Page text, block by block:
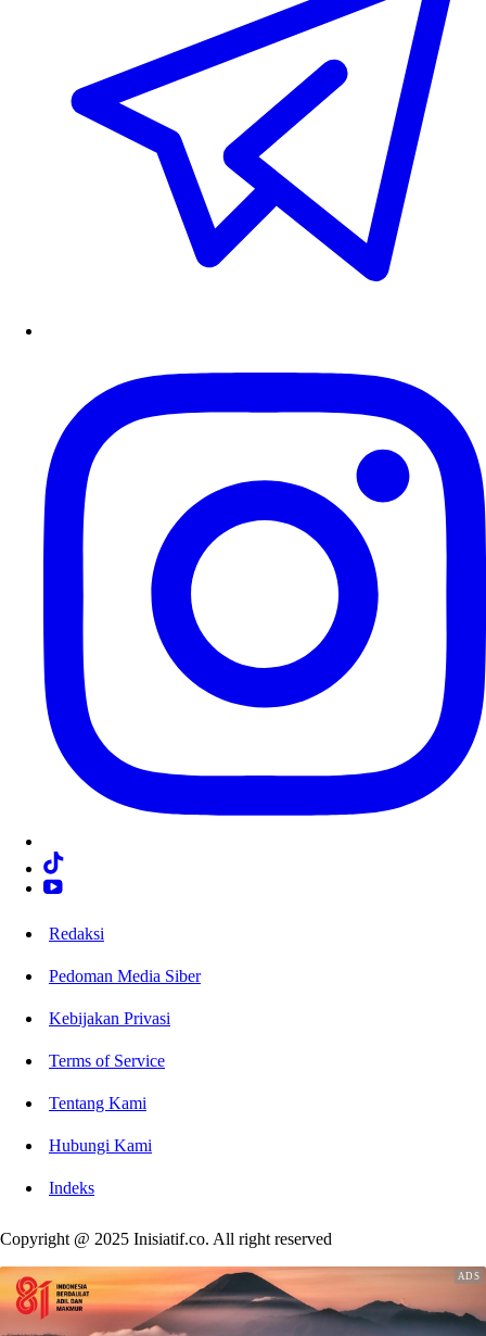
Redaksi
Pedoman Media Siber
Kebijakan Privasi
Terms of Service
Tentang Kami
Hubungi Kami
Indeks
Copyright @ 2025 Inisiatif.co. All right reserved